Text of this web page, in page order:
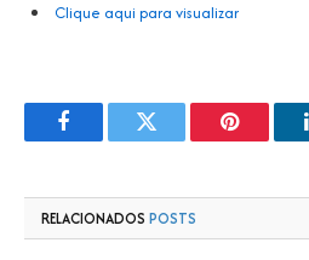
Clique aqui para visualizar
FacebookTwitter Pinterest
RELACIONADOS POSTS